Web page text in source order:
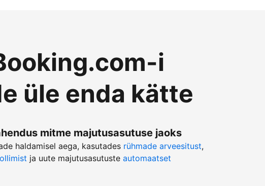
i
üle enda kätte
mitme majutusasutuse jaoks
haldamisel aega, kasutades rühmade arveesitust,
ja uute majutusasutuste automaatset